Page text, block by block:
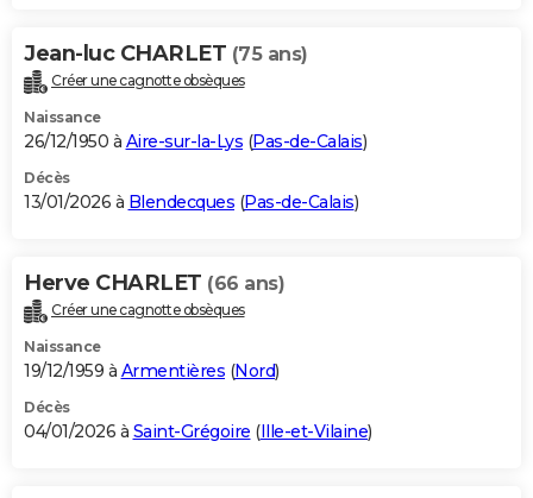
Jean-luc CHARLET (75 ans)
Créer une cagnotte obsèques
Naissance
26/12/1950 à Aire-sur-la-Lys (Pas-de-Calais)
Décès
13/01/2026 à Blendecques (Pas-de-Calais)
Herve CHARLET (66 ans)
Créer une cagnotte obsèques
Naissance
19/12/1959 à Armentières (Nord)
Décès
04/01/2026 à Saint-Grégoire (Ille-et-Vilaine)